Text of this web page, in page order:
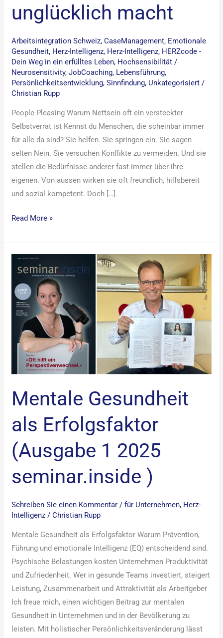
unglücklich macht
Arbeitsintegration Schweiz,CaseManagement, Emotionale
Gesundheit, Herz-Intelligenz, Herz-Intelligenz, HERZcode -
Dein Weg in ein erfülltes Leben, Hochsensibilität /
Neurosensitivity,JobCoaching, Lebensführung,
Persönlichkeitsentwicklung,Sinnfindung, Unkategorisiert /
Christian Rupp
People Pleasing Warum Nettsein oft ein versteckter
Selbstverrat ist Kennst du Menschen, die scheinbar immer
für alle da sind? Sie helfen. Sie springen ein. Sie sagen
selten Nein. Sie versuchen Konflikte zu vermeiden. Und sie
stellen die Bedürfnisse anderer fast immer über ihre
eigenen. Von aussen wirken sie oft freundlich, hilfsbereit
und sozial kompetent. Doch […]
Read More »
Mentale Gesundheit
als Erfolgsfaktor
(Ausgabe 1 2025
seminar.inside )
Schreiben Sie einen Kommentar /für Unternehmen, Herz-
Intelligenz /Christian Rupp
Mentale Gesundheit als Erfolgsfaktor Warum Prävention,
Führung und emotionale Intelligenz (EQ) entscheidend sind.
Psychische Belastungen kosten Unternehmen Produktivität
und Zufriedenheit. Wer in gesunde Teams investiert, steigert
Leistung, Zusammenarbeit und Attraktivität als Arbeitgeber
Ich freue mich, einen wichtigen Beitrag zur mentalen
Gesundheit in Unternehmen und in der Bevölkerung zu
leisten. Mit holistischer Persönlichkeitsveränderung lässt
Mentale
Gesundheit
als
Erfolgsfaktor
(Ausgabe
2025
seminar.inside